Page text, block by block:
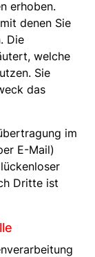
erhoben.
denen Sie
Die
welche
Sie
das
im
E-Mail)
Dritte ist